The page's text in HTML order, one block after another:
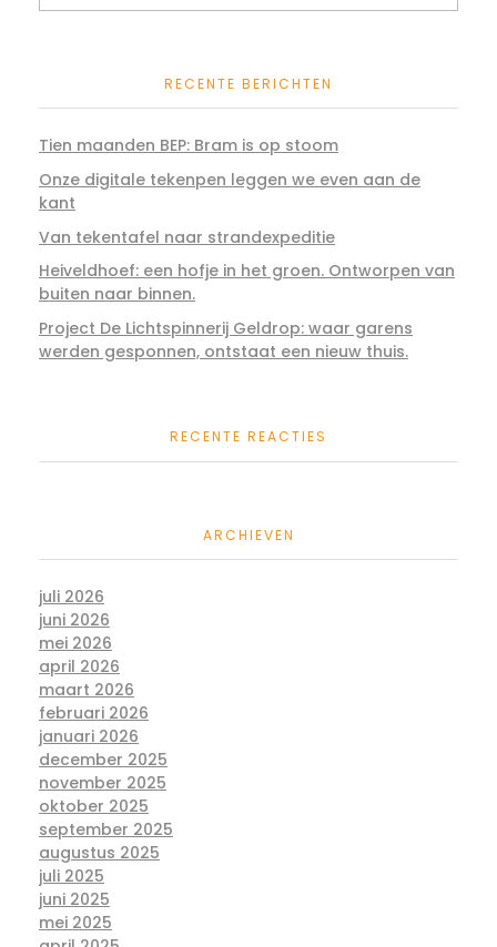
RECENTE BERICHTEN
Tien maanden BEP: Bram is op stoom
Onze digitale tekenpen leggen we even aan de
kant
Van tekentafel naar strandexpeditie
Heiveldhoef: een hofje in het groen. Ontworpen van
buiten naar binnen.
Project De Lichtspinnerij Geldrop: waar garens
werden gesponnen, ontstaat een nieuw thuis.
RECENTE REACTIES
ARCHIEVEN
juli 2026
juni 2026
mei 2026
april 2026
maart 2026
februari 2026
januari 2026
december 2025
november 2025
oktober 2025
september 2025
augustus 2025
juli 2025
juni 2025
mei 2025